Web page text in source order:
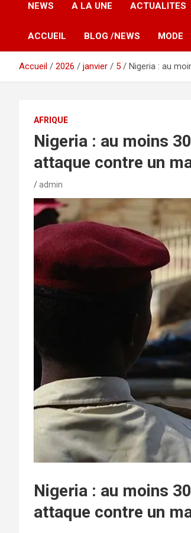
NEWS A LA UNE ACTUALITES
ACCUEIL BLOG /NEWS MODE
Accueil 2026 janvier 5 Nigeria : au
AFRIQUE
Nigeria : au moins
attaque contre un
admin
Nigeria : au moins
attaque contre un